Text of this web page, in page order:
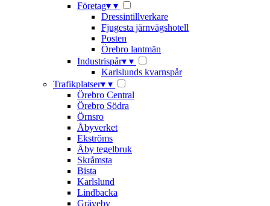
Företag▾ ▾
Dressintillverkare
Fjugesta järnvägshotell
Posten
Örebro lantmän
Industrispår▾ ▾
Karlslunds kvarnspår
Trafikplatser▾ ▾
Örebro Central
Örebro Södra
Örnsro
Åbyverket
Ekströms
Åby tegelbruk
Skråmsta
Bista
Karlslund
Lindbacka
Gräveby